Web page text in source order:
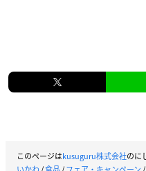
このページはkusuguru株式会社のに